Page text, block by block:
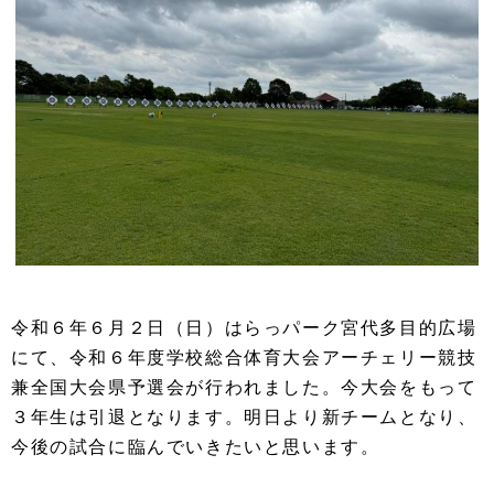
令和６年６月２日（日）はらっパーク宮代多目的広場
にて、令和６年度学校総合体育大会アーチェリー競技
兼全国大会県予選会が行われました。今大会をもって
３年生は引退となります。明日より新チームとなり、
今後の試合に臨んでいきたいと思います。